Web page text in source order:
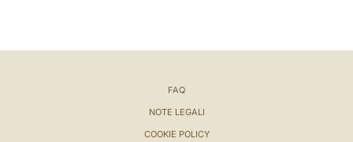
FAQ
NOTE LEGALI
COOKIE POLICY